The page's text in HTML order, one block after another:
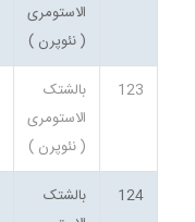
الاستومری
( نئوپرن )
123
بالشتک
الاستومری
( نئوپرن )
124
بالشتک